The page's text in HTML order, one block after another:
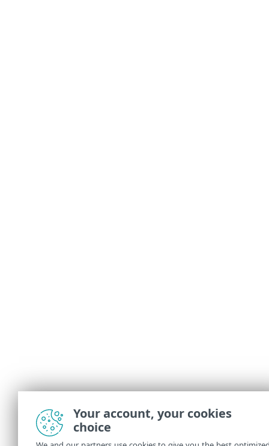
Your account, your cookies
choice